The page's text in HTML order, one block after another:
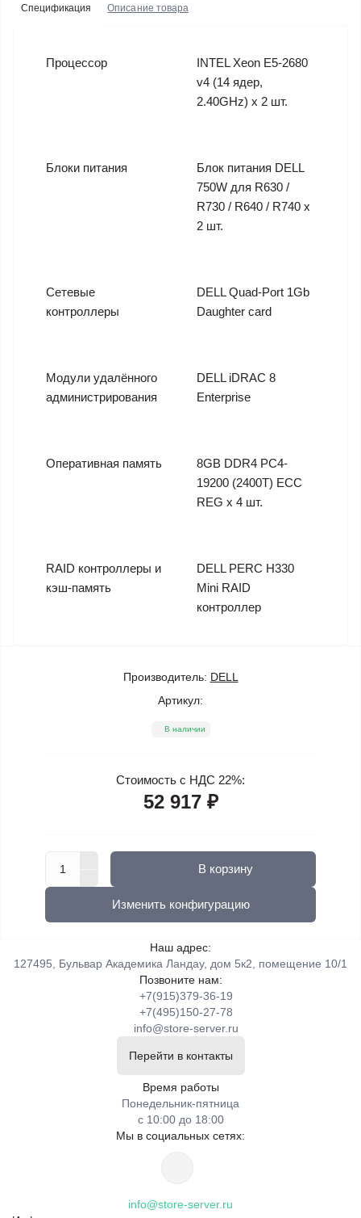
Спецификация Описание товара
Процессор
INTEL Xeon E5-2680
v4 (14 ядер,
2.40GHz) x 2 шт.
Блоки питания
Блок питания DELL
750W для R630 /
R730 / R640 / R740 x
2 шт.
Сетевые
контроллеры
DELL Quad-Port 1Gb
Daughter card
Модули удалённого
администрирования
DELL iDRAC 8
Enterprise
Оперативная память
8GB DDR4 PC4-
19200 (2400T) ECC
REG x 4 шт.
RAID контроллеры и
кэш-память
DELL PERC H330
Mini RAID
контроллер
Производитель: DELL
Артикул:
В наличии
Стоимость с НДС 22%:
52 917 ₽
В корзину
Изменить конфигурацию
Наш адрес:
127495, Бульвар Академика Ландау, дом 5к2, помещение 10/1
Позвоните нам:
+7(915)379-36-19
+7(495)150-27-78
info@store-server.ru
Перейти в контакты
Время работы
Понедельник-пятница
с 10:00 до 18:00
Мы в социальных сетях:
info@store-server.ru